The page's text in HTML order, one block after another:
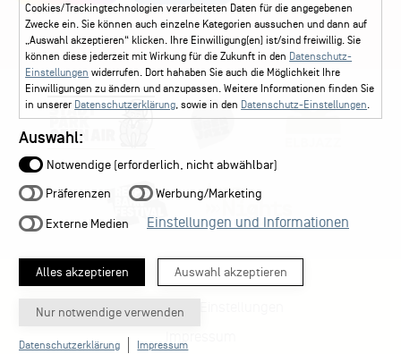
Datenschutz-Einstellungen
Cookies/Trackingtechnologien verarbeiteten Daten für die angegebenen
Zwecke ein. Sie können auch einzelne Kategorien aussuchen und dann auf
„Auswahl akzeptieren“ klicken. Ihre Einwilligung(en) ist/sind freiwillig. Sie
können diese jederzeit mit Wirkung für die Zukunft in den Datenschutz-
Einstellungen widerrufen. Dort hahaben Sie auch die Möglichkeit Ihre
Einwilligungen zu ändern und anzupassen. Weitere Informationen finden Sie
in unserer Datenschutzerklärung, sowie in den Datenschutz-Einstellungen.
Auswahl:
Notwendige (erforderlich, nicht abwählbar)
Präferenzen Werbung/Marketing
Externe Medien Einstellungen und Informationen
Alles akzeptieren Auswahl akzeptieren
Nur notwendige verwenden
Datenschutzerklärung Impressum